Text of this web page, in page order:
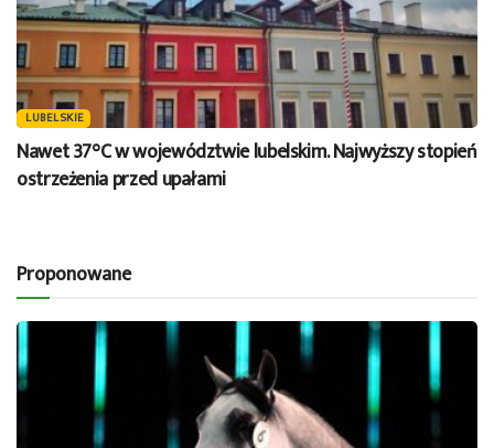
LUBELSKIE
Nawet 37°C w województwie lubelskim. Najwyższy stopień
ostrzeżenia przed upałami
Proponowane